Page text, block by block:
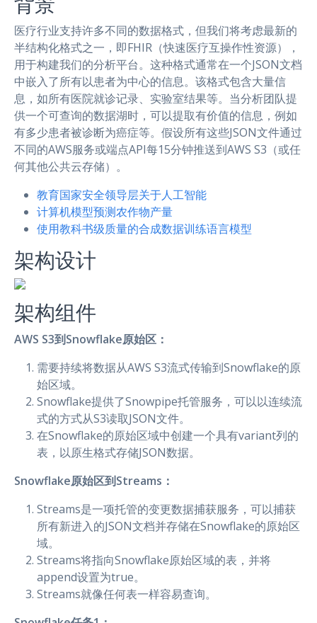
医疗行业支持许多不同的数据格式，但我们将考虑最新的
半结构化格式之一，即FHIR（快速医疗互操作性资源），
用于构建我们的分析平台。这种格式通常在一个JSON文档
中嵌入了所有以患者为中心的信息。该格式包含大量信
息，如所有医院就诊记录、实验室结果等。当分析团队提
供一个可查询的数据湖时，可以提取有价值的信息，例如
有多少患者被诊断为癌症等。假设所有这些JSON文件通过
不同的AWS服务或端点API每15分钟推送到AWS S3（或任
何其他公共云存储）。
教育国家安全领导层关于人工智能
计算机模型预测农作物产量
使用教科书级质量的合成数据训练语言模型
架构设计
架构组件
AWS S3到Snowflake原始区：
需要持续将数据从AWS S3流式传输到Snowflake的原
始区域。
Snowflake提供了Snowpipe托管服务，可以以连续流
式的方式从S3读取JSON文件。
在Snowflake的原始区域中创建一个具有variant列的
表，以原生格式存储JSON数据。
Snowflake原始区到Streams：
Streams是一项托管的变更数据捕获服务，可以捕获
所有新进入的JSON文档并存储在Snowflake的原始区
域。
Streams将指向Snowflake原始区域的表，并将
append设置为true。
Streams就像任何表一样容易查询。